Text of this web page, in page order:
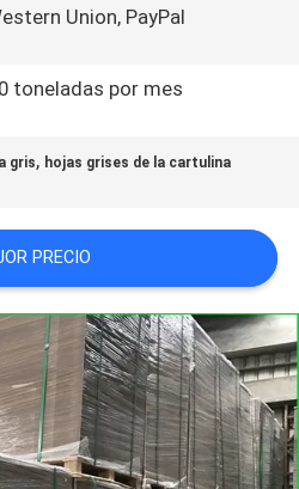
Union, PayPal
toneladas por mes
gris, hojas grises de la cartulina
PRECIO